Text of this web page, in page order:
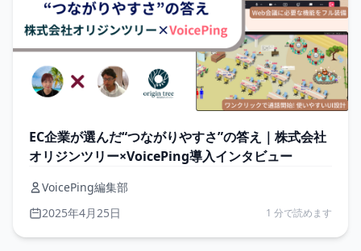
EC企業が選んだ“つながりやすさ”の答え｜株式会社
オリジンツリー×VoicePing導入インタビュー
VoicePing編集部
2025年4月25日
1 分で読めます